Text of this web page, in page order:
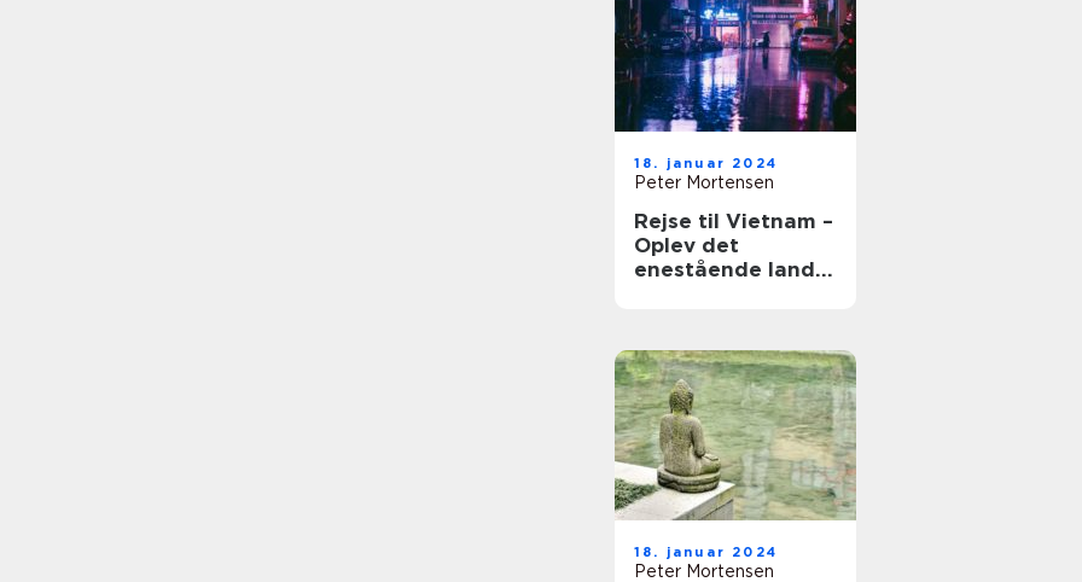
18. januar 2024
Peter Mortensen
Rejse til Vietnam –
Oplev det
enestående land
18. januar 2024
Peter Mortensen